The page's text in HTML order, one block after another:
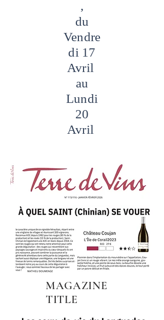
,
du
Vendre
di 17
Avril
au
Lundi
20
Avril
MAGAZINE
TITLE